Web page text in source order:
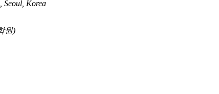
Seoul, Korea
원)